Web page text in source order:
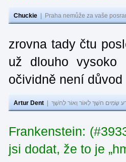
Chuckie Praha nemůže za vaše
zrovna tady čtu
už dlouho
očividně není
Artur Dent שָׂמִים חֹשֶׁךְ לְאוֹר וְאוֹר לְחֹשֶׁךְ
Frankenstein:
jsi dodat, že to je